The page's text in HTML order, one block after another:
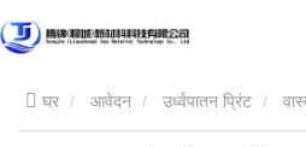
घर आवेदन उर्ध्वपातन प्रिंट